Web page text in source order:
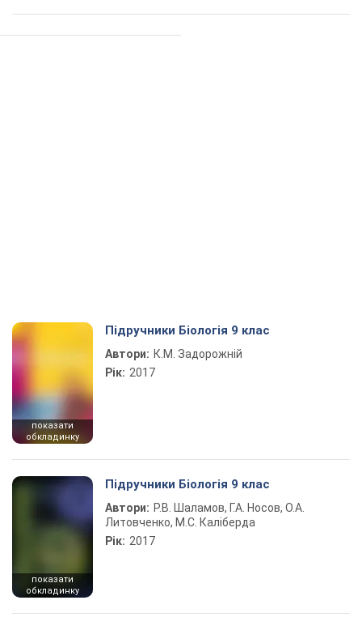
показати
обкладинку
Підручники Біологія 9 клас
Автори: К.М. Задорожній
Рік: 2017
показати
обкладинку
Підручники Біологія 9 клас
Автори: Р.В. Шаламов, Г.А. Носов, О.А.
Литовченко, М.С. Каліберда
Рік: 2017